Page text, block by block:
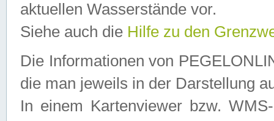
aktuellen Wasserstände vor.
Siehe auch die Hilfe zu den
Die Informationen von
die man jeweils in der Darstellung
In einem Kartenviewer bzw.